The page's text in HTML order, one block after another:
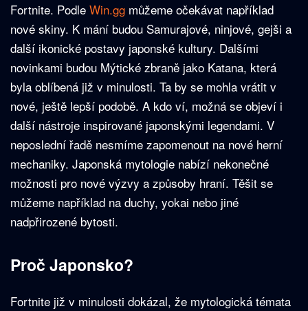
Fortnite. Podle Win.gg můžeme očekávat například
nové skiny. K mání budou Samurajové, ninjové, gejši a
další ikonické postavy japonské kultury. Dalšími
novinkami budou Mýtické zbraně jako Katana, která
byla oblíbená již v minulosti. Ta by se mohla vrátit v
nové, ještě lepší podobě. A kdo ví, možná se objeví i
další nástroje inspirované japonskými legendami. V
neposlední řadě nesmíme zapomenout na nové herní
mechaniky. Japonská mytologie nabízí nekonečné
možnosti pro nové výzvy a způsoby hraní. Těšit se
můžeme například na duchy, yokai nebo jiné
nadpřirozené bytosti.
Proč Japonsko?
Fortnite již v minulosti dokázal, že mytologická témata